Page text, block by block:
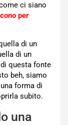
ci siano
per
di un
di un
questa fonte
beh, siamo
forma di
subito.
una